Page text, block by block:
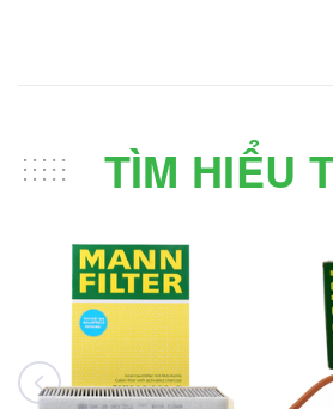
TÌM HIỂU